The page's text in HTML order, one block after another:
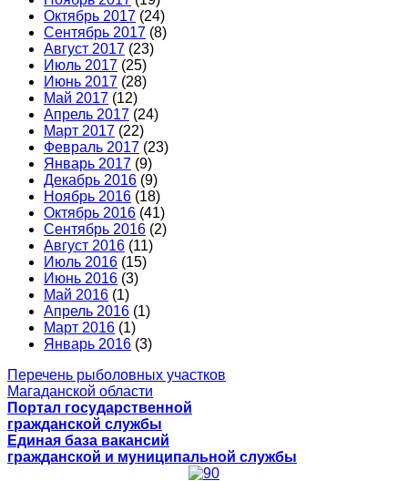
Октябрь 2017 (24)
Сентябрь 2017 (8)
Август 2017 (23)
Июль 2017 (25)
Июнь 2017 (28)
Май 2017 (12)
Апрель 2017 (24)
Март 2017 (22)
Февраль 2017 (23)
Январь 2017 (9)
Декабрь 2016 (9)
Ноябрь 2016 (18)
Октябрь 2016 (41)
Сентябрь 2016 (2)
Август 2016 (11)
Июль 2016 (15)
Июнь 2016 (3)
Май 2016 (1)
Апрель 2016 (1)
Март 2016 (1)
Январь 2016 (3)
Перечень рыболовных участков
Магаданской области
Портал государственной
гражданской службы
Единая база вакансий
гражданской и муниципальной службы